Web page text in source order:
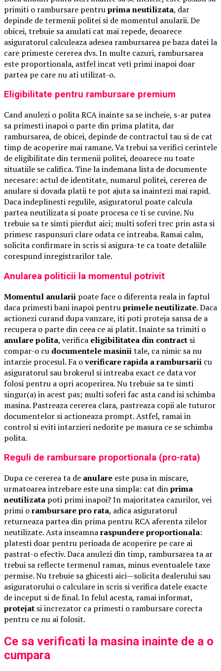
primiti o rambursare pentruprima neutilizata, dar
depinde de termenii politei si de momentul anularii. De
obicei, trebuie sa anulati cat mai repede, deoarece
asiguratorul calculeaza adesea rambursarea pe baza datei la
care primeste cererea dvs. In multe cazuri, rambursarea
este proportionala, astfel incat veti primi inapoi doar
partea pe care nu ati utilizat-o.
Eligibilitate pentru rambursare premium
Cand anulezi o polita RCA inainte sa se incheie, s-ar putea
sa primesti inapoi o parte din prima platita, dar
rambursarea, de obicei, depinde de contractul tau si de cat
timp de acoperire mai ramane. Va trebui sa verifici cerintele
de eligibilitate din termenii politei, deoarece nu toate
situatiile se califica. Tine la indemana lista de documente
necesare: actul de identitate, numarul politei, cererea de
anulare si dovada platii te pot ajuta sa inaintezi mai rapid.
Daca indeplinesti regulile, asiguratorul poate calcula
partea neutilizata si poate procesa ce ti se cuvine. Nu
trebuie sa te simti pierdut aici; multi soferi trec prin asta si
primesc raspunsuri clare odata ce intreaba. Ramai calm,
solicita confirmare in scris si asigura-te ca toate detaliile
corespund inregistrarilor tale.
Anularea politicii la momentul potrivit
Momentul anularii poate face o diferenta reala in faptul
daca primesti bani inapoi pentruprimele neutilizate. Daca
actionezi curand dupa vanzare, iti poti proteja sansa de a
recupera o parte din ceea ce ai platit. Inainte sa trimiti o
anulare polita, verifica eligibilitatea din contract si
compar-o cu documentele masiniitale, ca nimic sa nu
intarzie procesul. Fa overificare rapida a rambursarii cu
asiguratorul sau brokerul si intreaba exact ce data vor
folosi pentru a opri acoperirea. Nu trebuie sa te simti
singur(a) in acest pas; multi soferi fac asta cand isi schimba
masina. Pastreaza cererea clara, pastreaza copii ale tuturor
documentelor si actioneaza prompt. Astfel, ramai in
control si eviti intarzieri nedorite pe masura ce se schimba
polita.
Reguli de rambursare proportionala (pro-rata)
Dupa ce cererea ta de anulare este pusa in miscare,
urmatoarea intrebare este una simpla: cat dinprima
neutilizata poti primi inapoi? In majoritatea cazurilor, vei
primi orambursare pro rata, adica asiguratorul
returneaza partea din prima pentru RCA aferenta zilelor
neutilizate. Asta inseamnaraspundere proportionala:
platesti doar pentru perioada de acoperire pe care ai
pastrat-o efectiv. Daca anulezi din timp, rambursarea ta ar
trebui sa reflecte termenul ramas, minus eventualele taxe
permise. Nu trebuie sa ghicesti aici—solicita dealerului sau
asiguratorului o calculare in scris si verifica datele exacte
de inceput si de final. In felul acesta, ramai informat,
protejat si increzator ca primesti o rambursare corecta
pentru ce nu ai folosit.
Ce sa verificati la masina inainte de a o
cumpara